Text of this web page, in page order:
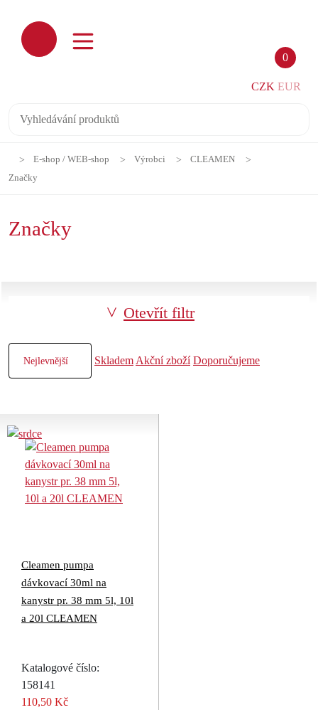
0
CZK EUR
E-shop / WEB-shop Výrobci
CLEAMEN
Značky
Značky
Otevřít filtr
Skladem Akční zboží Doporučujeme
Cleamen pumpa
dávkovací 30ml na
kanystr pr. 38 mm 5l, 10l
a 20l CLEAMEN
Katalogové číslo:
158141
110,50 Kč